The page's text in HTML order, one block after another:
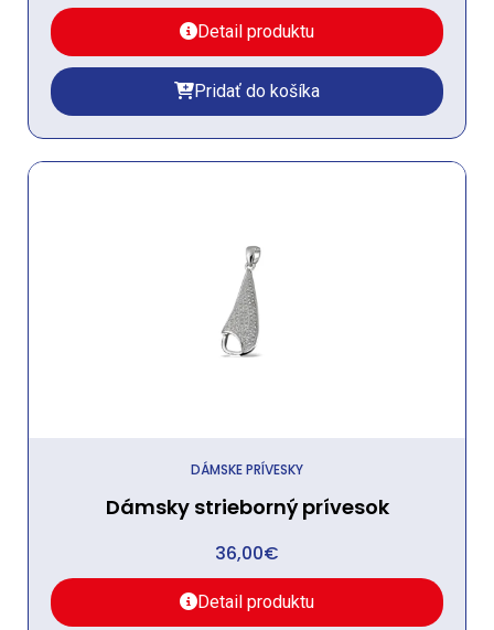
Detail produktu
Pridať do košíka
DÁMSKE PRÍVESKY
Dámsky strieborný prívesok
36,00€
Detail produktu